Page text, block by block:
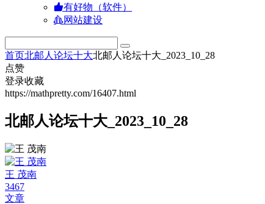
有好物（软件）
网站建设
首页北邮人论坛十大北邮人论坛十大_2023_10_28
点赞
登录收藏
https://mathpretty.com/16407.html
北邮人论坛十大_2023_10_28
王 茂南
3467
文章